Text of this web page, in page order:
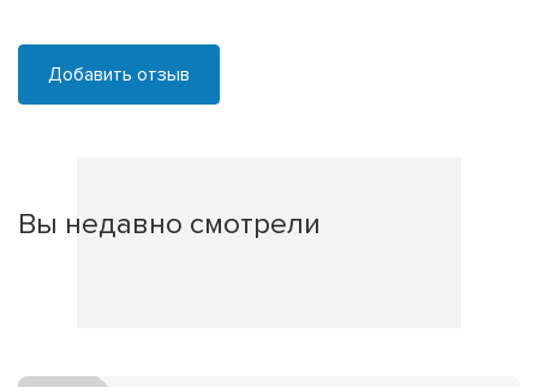
Добавить отзыв
Вы недавно смотрели